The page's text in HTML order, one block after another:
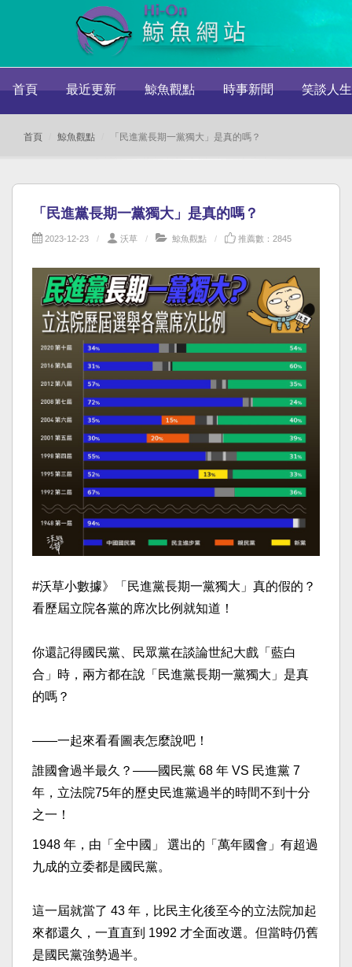
首頁 最近更新 鯨魚觀點 時事新聞 笑談人生
首頁 鯨魚觀點 「民進黨長期一黨獨大」是真的嗎？
「民進黨長期一黨獨大」是真的嗎？
2023-12-23 沃草 鯨魚觀點 推薦數：2845
#沃草小數據》「民進黨長期一黨獨大」真的假的？
看歷屆立院各黨的席次比例就知道！
你還記得國民黨、民眾黨在談論世紀大戲「藍白
合」時，兩方都在說「民進黨長期一黨獨大」是真
的嗎？
——一起來看看圖表怎麼說吧！
誰國會過半最久？——國民黨 68 年 VS 民進黨 7
年，立法院75年的歷史民進黨過半的時間不到十分
之一！
1948 年，由「全中國」 選出的「萬年國會」有超過
九成的立委都是國民黨。
這一屆就當了 43 年，比民主化後至今的立法院加起
來都還久，一直直到 1992 才全面改選。但當時仍舊
是國民黨強勢過半。